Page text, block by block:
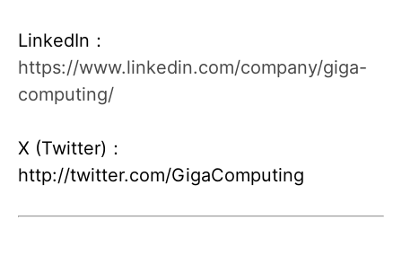
LinkedIn：
https://www.linkedin.com/company/giga-
computing/
X (Twitter)：
http://twitter.com/GigaComputing